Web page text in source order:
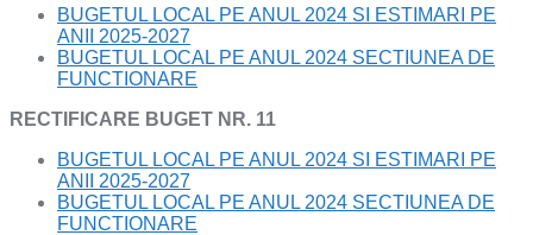
BUGETUL LOCAL PE ANUL 2024 SI ESTIMARI PE
ANII 2025-2027
BUGETUL LOCAL PE ANUL 2024 SECTIUNEA DE
FUNCTIONARE
RECTIFICARE BUGET NR. 11
BUGETUL LOCAL PE ANUL 2024 SI ESTIMARI PE
ANII 2025-2027
BUGETUL LOCAL PE ANUL 2024 SECTIUNEA DE
FUNCTIONARE